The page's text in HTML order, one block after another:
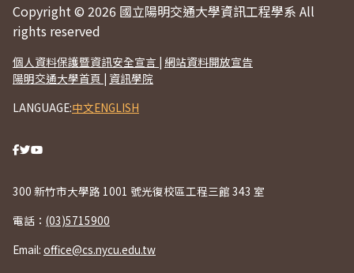
Copyright © 2026 國立陽明交通大學資訊工程學系 All
rights reserved
個人資料保護暨資訊安全宣言 | 網站資料開放宣告
陽明交通大學首頁 | 資訊學院
LANGUAGE:中文ENGLISH
300 新竹市大學路 1001 號光復校區工程三館 343 室
電話： (03)5715900
Email: office@cs.nycu.edu.tw